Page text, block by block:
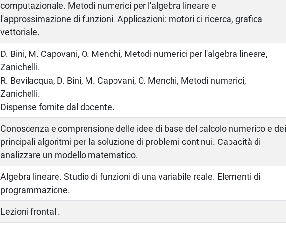
computazionale. Metodi numerici per l'algebra lineare e
l'approssimazione di funzioni. Applicazioni: motori di ricerca, grafica
vettoriale.
D. Bini, M. Capovani, O. Menchi, Metodi numerici per l'algebra lineare,
Zanichelli.
R. Bevilacqua, D. Bini, M. Capovani, O. Menchi, Metodi numerici,
Zanichelli.
Dispense fornite dal docente.
Conoscenza e comprensione delle idee di base del calcolo numerico e dei
principali algoritmi per la soluzione di problemi continui. Capacità di
analizzare un modello matematico.
Algebra lineare. Studio di funzioni di una variabile reale. Elementi di
programmazione.
Lezioni frontali.